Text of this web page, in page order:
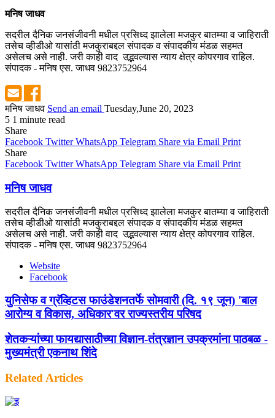
मनिष जाधव
सदरील दैनिक जनसंजीवनी मधील प्रसिध्द झालेला मजकुर बातम्या व जाहिराती
तसेच व्हीडीओ यासांठी मजकुराबद्दल संपादक व संपादकीय मंडळ सहमत
असेलच असे नाही. जरी काही वाद उद्भवल्यास न्याय क्षेत्र कोपरगाव राहिल.
संपादक - मनिष एस. जाधव 9823752964
मनिष जाधव Send an email Tuesday,June 20, 2023
5 1 minute read
Share
Facebook Twitter WhatsApp Telegram Share via Email Print
Share
Facebook Twitter WhatsApp Telegram Share via Email Print
मनिष जाधव
सदरील दैनिक जनसंजीवनी मधील प्रसिध्द झालेला मजकुर बातम्या व जाहिराती
तसेच व्हीडीओ यासांठी मजकुराबद्दल संपादक व संपादकीय मंडळ सहमत
असेलच असे नाही. जरी काही वाद उद्भवल्यास न्याय क्षेत्र कोपरगाव राहिल.
संपादक - मनिष एस. जाधव 9823752964
Website
Facebook
युनिसेफ व ग्रॅव्हिटस फाउंडेशनतर्फे सोमवारी (दि. १९ जून) 'बाल
आरोग्य व विकास, अधिकार'वर राज्यस्तरीय परिषद
शेतकऱ्यांच्या फायद्यासाठीच्या विज्ञान-तंत्रज्ञान उपक्रमांना पाठबळ -
मुख्यमंत्री एकनाथ शिंदे
Related Articles